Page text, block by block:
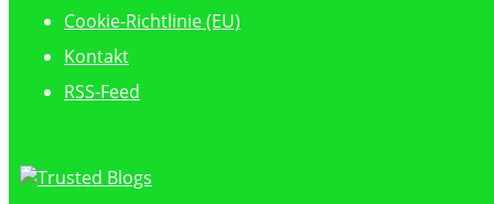
Cookie-Richtlinie (EU)
Kontakt
RSS-Feed